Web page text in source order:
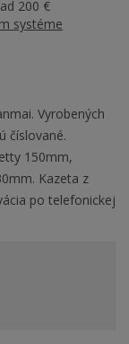
200 €
systéme
Vyrobených
číslované.
150mm,
Kazeta z
po telefonickej